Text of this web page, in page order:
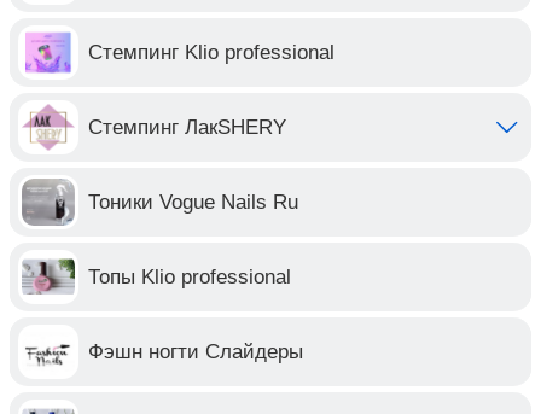
Стемпинг Klio professional
Стемпинг ЛакSHERY
Тоники Vogue Nails Ru
Топы Klio professional
Фэшн ногти Слайдеры